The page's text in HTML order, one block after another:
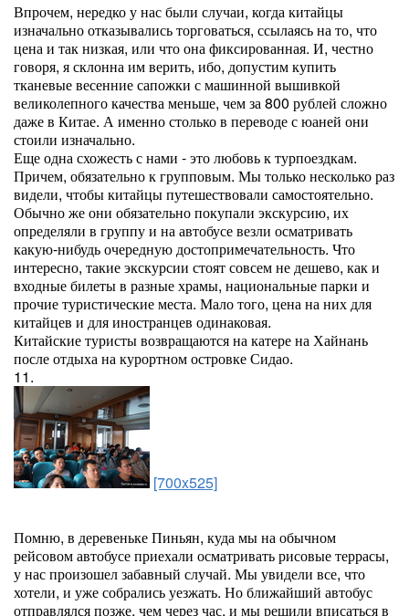
Впрочем, нередко у нас были случаи, когда китайцы
изначально отказывались торговаться, ссылаясь на то, что
цена и так низкая, или что она фиксированная. И, честно
говоря, я склонна им верить, ибо, допустим купить
тканевые весенние сапожки с машинной вышивкой
великолепного качества меньше, чем за 800 рублей сложно
даже в Китае. А именно столько в переводе с юаней они
стоили изначально.
Еще одна схожесть с нами - это любовь к турпоездкам.
Причем, обязательно к групповым. Мы только несколько раз
видели, чтобы китайцы путешествовали самостоятельно.
Обычно же они обязательно покупали экскурсию, их
определяли в группу и на автобусе везли осматривать
какую-нибудь очередную достопримечательность. Что
интересно, такие экскурсии стоят совсем не дешево, как и
входные билеты в разные храмы, национальные парки и
прочие туристические места. Мало того, цена на них для
китайцев и для иностранцев одинаковая.
Китайские туристы возвращаются на катере на Хайнань
после отдыха на курортном островке Сидао.
11.
[700x525]
Помню, в деревеньке Пиньян, куда мы на обычном
рейсовом автобусе приехали осматривать рисовые террасы,
у нас произошел забавный случай. Мы увидели все, что
хотели, и уже собрались уезжать. Но ближайший автобус
отправлялся позже, чем через час, и мы решили вписаться в